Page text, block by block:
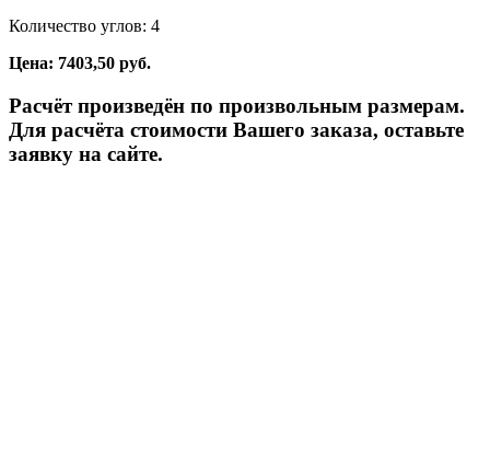
Количество углов: 4
Цена: 7403,50 руб.
Расчёт произведён по произвольным размерам.
Для расчёта стоимости Вашего заказа, оставьте
заявку на сайте.